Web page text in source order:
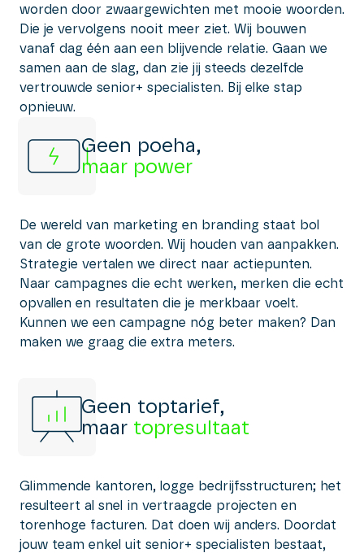
worden door zwaargewichten met mooie woorden.
Die je vervolgens nooit meer ziet. Wij bouwen
vanaf dag één aan een blijvende relatie. Gaan we
samen aan de slag, dan zie jij steeds dezelfde
vertrouwde senior+ specialisten. Bij elke stap
opnieuw.
Geen poeha,
maar power
De wereld van marketing en branding staat bol
van de grote woorden. Wij houden van aanpakken.
Strategie vertalen we direct naar actiepunten.
Naar campagnes die echt werken, merken die echt
opvallen en resultaten die je merkbaar voelt.
Kunnen we een campagne nóg beter maken? Dan
maken we graag die extra meters.
Geen toptarief,
maar topresultaat
Glimmende kantoren, logge bedrijfsstructuren; het
resulteert al snel in vertraagde projecten en
torenhoge facturen. Dat doen wij anders. Doordat
jouw team enkel uit senior+ specialisten bestaat,